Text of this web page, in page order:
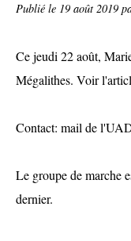
Publié le 19 août 2019
Ce jeudi 22 août,
Mégalithes. Voir
Contact: mail de
Le groupe de marche
dernier.